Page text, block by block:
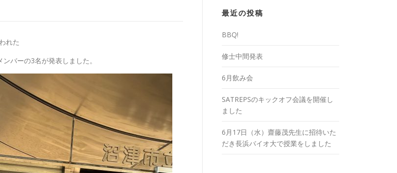
れた
バーの3名が発表しました。
最近の投稿
BBQ!
修士中間発表
6月飲み会
SATREPSのキックオフ会議を開催し
ました
6月17日（水）齋藤茂先生に招待いた
だき長浜バイオ大で授業をしました